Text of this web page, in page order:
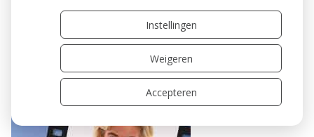
Instellingen
Weigeren
Accepteren